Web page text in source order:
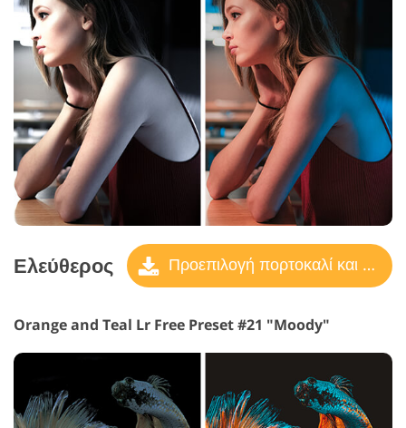
Ελεύθερος Προεπιλογή πορτοκαλί και γαλαζοπράσινο
Orange and Teal Lr Free Preset #21 "Moody"